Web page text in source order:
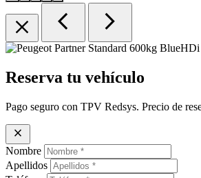
close chevron_left chevron_right
Reserva tu vehículo
Pago seguro con TPV Redsys. Precio de
close
Nombre
Apellidos